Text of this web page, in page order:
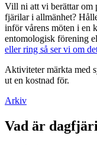
Vill ni att vi berättar om
fjärilar i allmänhet?
inför vårens möten i en
entomologisk förening
eller ring så ser vi om
Aktiviteter märkta med
ut en kostnad för.
Arkiv
Vad är